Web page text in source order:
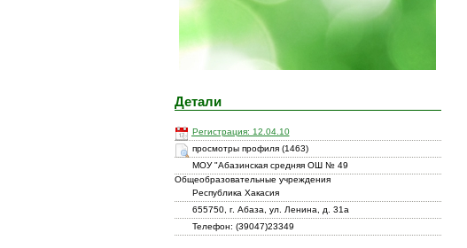
Детали
Регистрация: 12.04.10
просмотры профиля (1463)
МОУ "Абазинская средняя ОШ № 49
Общеобразовательные учреждения
Республика Хакасия
655750, г. Абаза, ул. Ленина, д. 31а
Телефон: (39047)23349